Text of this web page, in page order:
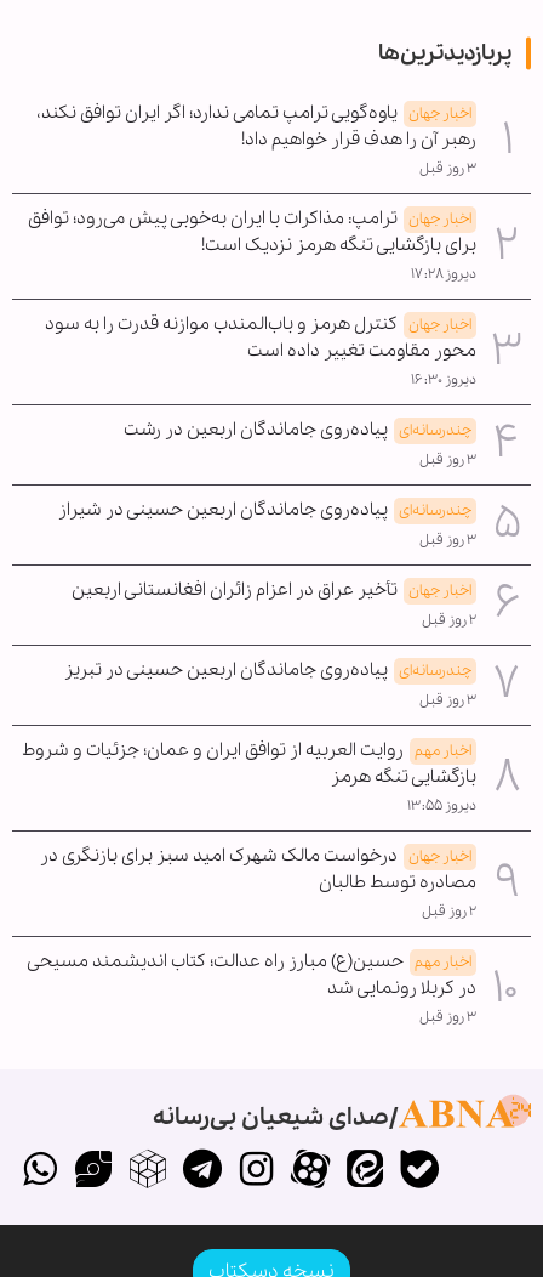
پربازدیدترین‌ها
اخبار جهان یاوه‌گویی ترامپ تمامی ندارد؛ اگر ایران توافق نکند،
رهبر آن را هدف قرار خواهیم داد!
۳ روز قبل
اخبار جهان ترامپ: مذاکرات با ایران به‌خوبی پیش می‌رود؛ توافق
برای بازگشایی تنگه هرمز نزدیک است!
دیروز ۱۷:۲۸
اخبار جهان کنترل هرمز و باب‌المندب موازنه قدرت را به سود
محور مقاومت تغییر داده است
دیروز ۱۶:۳۰
چندرسانه‌ای پیاده‌روی جاماندگان اربعین در رشت
۳ روز قبل
چندرسانه‌ای پیاده‌روی جاماندگان اربعین حسینی در شیراز
۳ روز قبل
اخبار جهان تأخیر عراق در اعزام زائران افغانستانی اربعین
۲ روز قبل
چندرسانه‌ای پیاده‌روی جاماندگان اربعین حسینی در تبریز
۳ روز قبل
اخبار مهم روایت العربیه از توافق ایران و عمان؛ جزئیات و شروط
بازگشایی تنگه هرمز
دیروز ۱۳:۵۵
اخبار جهان درخواست مالک شهرک امید سبز برای بازنگری در
مصادره توسط طالبان
۲ روز قبل
اخبار مهم حسین(ع) مبارز راه عدالت؛ کتاب اندیشمند مسیحی
در کربلا رونمایی شد
۳ روز قبل
صدای شیعیان بی‌رسانه
نسخه دسکتاپ